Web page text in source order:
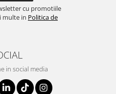
cu promotiile
multe in Politica de
in social media